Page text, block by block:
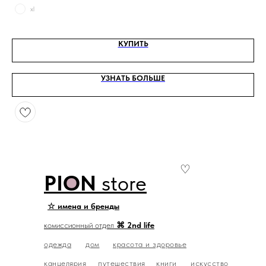
xl
КУПИТЬ
УЗНАТЬ БОЛЬШЕ
PION store
♡
комиссионный отдел ⌘ 2nd life
☆ имена и бренды
одежда
красота и здоровье
канцелярия
дом
искусство
книги
путешествия